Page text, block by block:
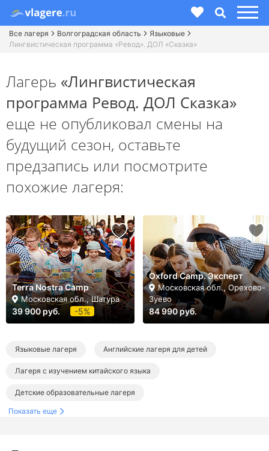
Все лагеря Волгоградская область
Языковые
Лингвистическая программа «Ревод». ДОЛ «Сказка»
Лагерь «Лингвистическая
программа Ревод. ДОЛ Сказка»
еще не опубликовал смены на
будущий сезон, оставьте
предзапись или посмотрите
похожие лагеря:
Terra Nostra Camp
Московская обл., Шатура
39 900 руб. -5%
Oxford Camp. Эксперт
Московская обл., Орехово-
Зуево
84 990 руб.
Языковые лагеря Английские лагеря для детей
Лагеря с изучением китайского языка
Детские образовательные лагеря
Детские лагеря с бассейном
Показать еще